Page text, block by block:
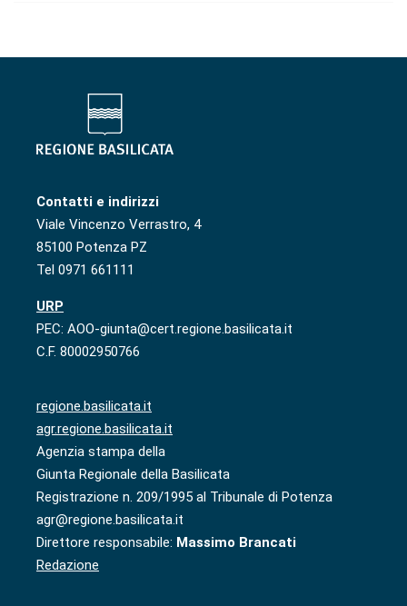
Contatti e indirizzi
Viale Vincenzo Verrastro, 4
85100 Potenza PZ
Tel 0971 661111
URP
PEC: AOO-giunta@cert.regione.basilicata.it
C.F. 80002950766
regione.basilicata.it
agr.regione.basilicata.it
Agenzia stampa della
Giunta Regionale della Basilicata
Registrazione n. 209/1995 al Tribunale di Potenza
agr@regione.basilicata.it
Direttore responsabile: Massimo Brancati
Redazione